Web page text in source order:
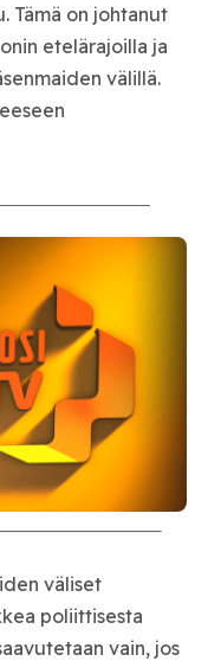
Tämä on johtanut
etelärajoilla ja
välillä.
väliset
poliittisesta
vain, jos